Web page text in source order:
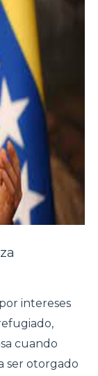
intereses
cuando
ser otorgado